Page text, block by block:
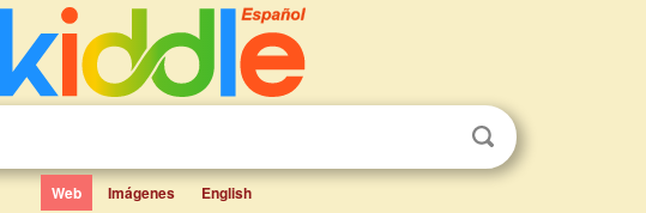
Web Imágenes English